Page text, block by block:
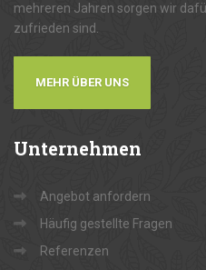
mehreren Jahren sorgen wir
zufrieden sind.
MEHR ÜBER UNS
Unternehmen
Angebot anfordern
Häufig gestellte Fragen
Referenzen